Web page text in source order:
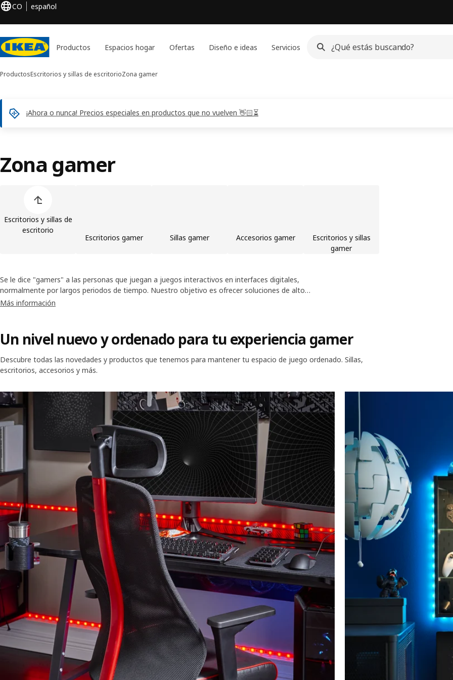
CO español
Productos Espacios hogar Ofertas Diseño e ideas Servicios
ProductosEscritorios y sillas de escritorioZona gamer
¡Ahora o nunca! Precios especiales en productos que no vuelven 👋🏻⏳
Zona gamer
Escritorios y sillas de
escritorio
Escritorios gamer Sillas gamer Accesorios gamer
Escritorios y sillas
gamer
Se le dice "gamers" a las personas que juegan a juegos interactivos en interfaces digitales,
normalmente por largos periodos de tiempo. Nuestro objetivo es ofrecer soluciones de alto
rendimiento a precios accesibles, no solamente a los aficionados al juego, sino a todas las personas
Más información
Un nivel nuevo y ordenado para tu experiencia gamer
Descubre todas las novedades y productos que tenemos para mantener tu espacio de juego ordenado. Sillas,
escritorios, accesorios y más.